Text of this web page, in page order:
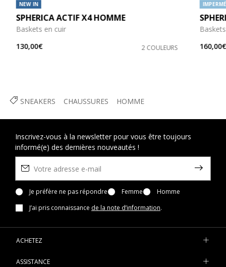
SNEAKERS CHAUSSURES HOMME
NEW IN
SPHERICA ACTIF X4 HOMME
Baskets en cuir
130,00€
2 COULEURS
160,00€
Inscrivez-vous à la newsletter pour vous être toujours
informé(e) des dernières nouveautés !
Je préfère ne pas répondre Femme
Homme
J’ai pris connaissance de la note d’information.
ACHETEZ
ASSISTANCE